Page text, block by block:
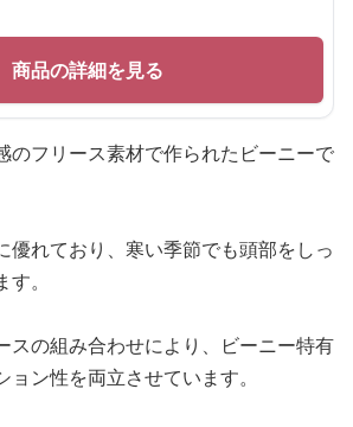
商品の詳細を見る
のフリース素材で作られたビーニーで
優れており、寒い季節でも頭部をしっ
。
スの組み合わせにより、ビーニー特有
ン性を両立させています。